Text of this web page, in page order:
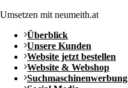
Umsetzen mit neumeith.at
Überblick
Unsere Kunden
Website jetzt bestellen
Website & Webshop
Suchmaschinenwerbung